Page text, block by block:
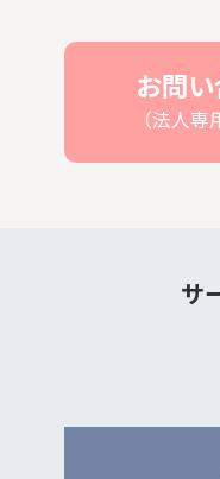
お問
（法人
サ